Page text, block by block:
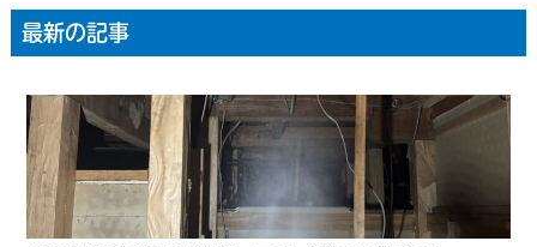
最新の記事